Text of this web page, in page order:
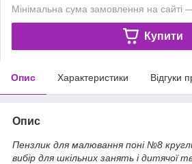
Мінімальна сума замовлення на сайті
Купити
Опис Характеристики Відгуки
Опис
Пензлик для малювання поні №8
вибір для шкільних занять і дитячої